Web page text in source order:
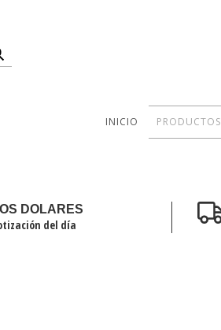
INICIO PRODUCTOS
DOLARES
del día